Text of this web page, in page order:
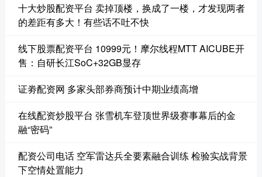
十大炒股配资平台 卖掉顶楼，换成了一楼，才发现两者
的差距有多大！有些话不吐不快
线下股票配资平台 10999元！摩尔线程MTT AICUBE开
售：自研长江SoC+32GB显存
证劵配资网 多家头部券商预计中期业绩高增
在线配资炒股平台 张雪机车登顶世界级赛事幕后的金
融“密码”
配资公司电话 空军雷达兵全要素融合训练 检验实战背景
下空情处置能力